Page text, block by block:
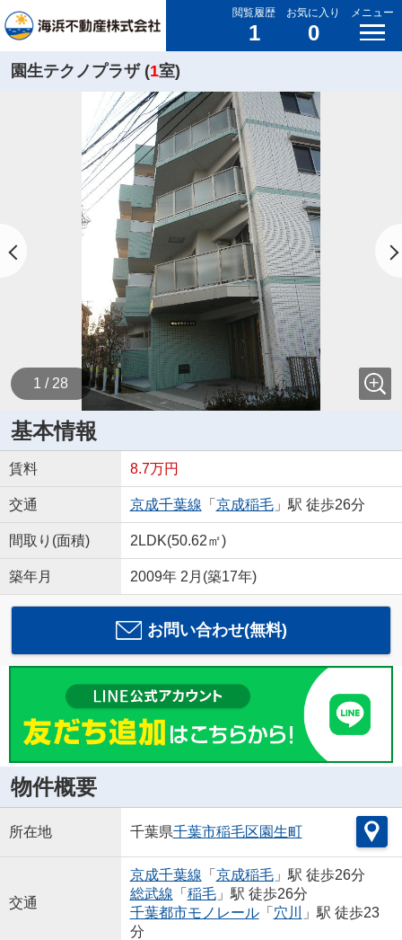
閲覧履歴
1
お気に入り
0
メニュー
園生テクノプラザ (1室)
1 / 28
基本情報
賃料 8.7万円
交通 京成千葉線 「 京成稲毛」駅 徒歩26分
間取り(面積) 2LDK(50.62㎡)
築年月 2009年 2月(築17年)
お問い合わせ(無料)
物件概要
所在地 千葉県千葉市稲毛区園生町
交通
京成千葉線 「 京成稲毛」駅 徒歩26分
総武線 「 稲毛」駅 徒歩26分
千葉都市モノレール「 穴川
」駅 徒歩23
分